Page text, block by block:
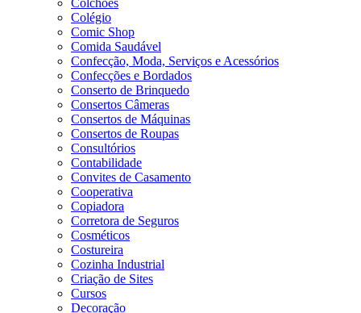
Colchões
Colégio
Comic Shop
Comida Saudável
Confecção, Moda, Serviços e Acessórios
Confecções e Bordados
Conserto de Brinquedo
Consertos Câmeras
Consertos de Máquinas
Consertos de Roupas
Consultórios
Contabilidade
Convites de Casamento
Cooperativa
Copiadora
Corretora de Seguros
Cosméticos
Costureira
Cozinha Industrial
Criação de Sites
Cursos
Decoração